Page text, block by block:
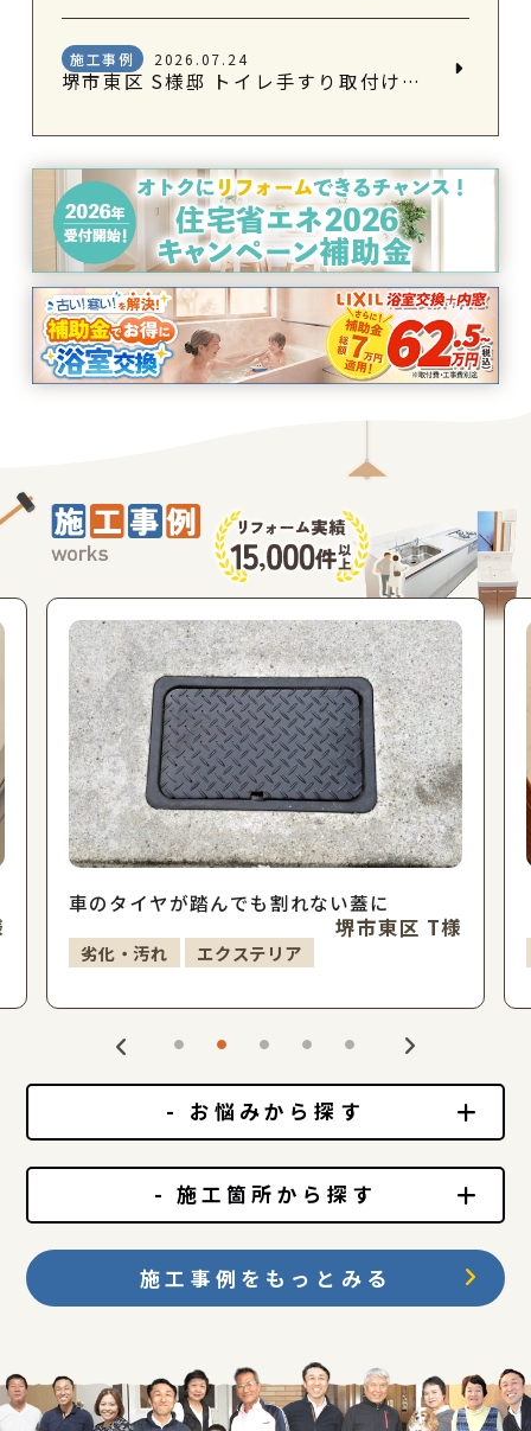
施工事例 2026.07.24
堺市東区 S様邸 トイレ手すり取付け工事
車のタイヤが踏んでも割れない蓋に
堺市東区 T様
劣化・汚れ エクステリア
- お悩みから探す
- 施工箇所から探す
施工事例をもっとみる